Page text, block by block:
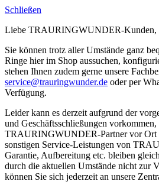
Schließen
Liebe TRAURINGWUNDER-Kunden,
Sie können trotz aller Umstände ganz
Ringe hier im Shop aussuchen,
stehen Ihnen zudem gerne unsere
service@trauringwunder.de oder per
Verfügung.
Leider kann es derzeit aufgrund der
und Geschäftsschließungen vorkommen,
TRAURINGWUNDER-Partner vor Ort
sonstigen Service-Leistungen von
Garantie, Aufbereitung etc. bleiben
durch die aktuellen Umstände nicht zur
können Sie sich jederzeit an unsere